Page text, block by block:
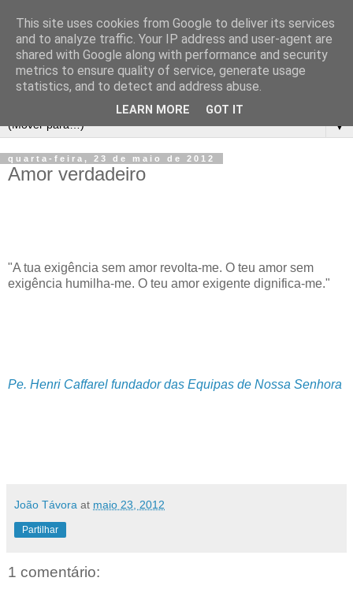
▼
quarta-feira, 23 de maio de 2012
Amor verdadeiro
"A tua exigência sem amor revolta-me. O teu amor sem
exigência humilha-me. O teu amor exigente dignifica-me."
Pe. Henri Caffarel fundador das Equipas de Nossa Senhora
João Távora at maio 23, 2012
Partilhar
1 comentário:
This site uses cookies from Google to deliver its services
and to analyze traffic. Your IP address and user-agent are
shared with Google along with performance and security
metrics to ensure quality of service, generate usage
statistics, and to detect and address abuse.
LEARN MORE GOT IT